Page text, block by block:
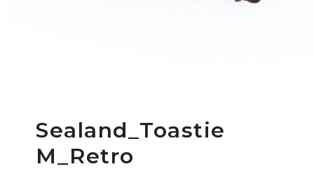
Sealand_Toastie
M_Retro